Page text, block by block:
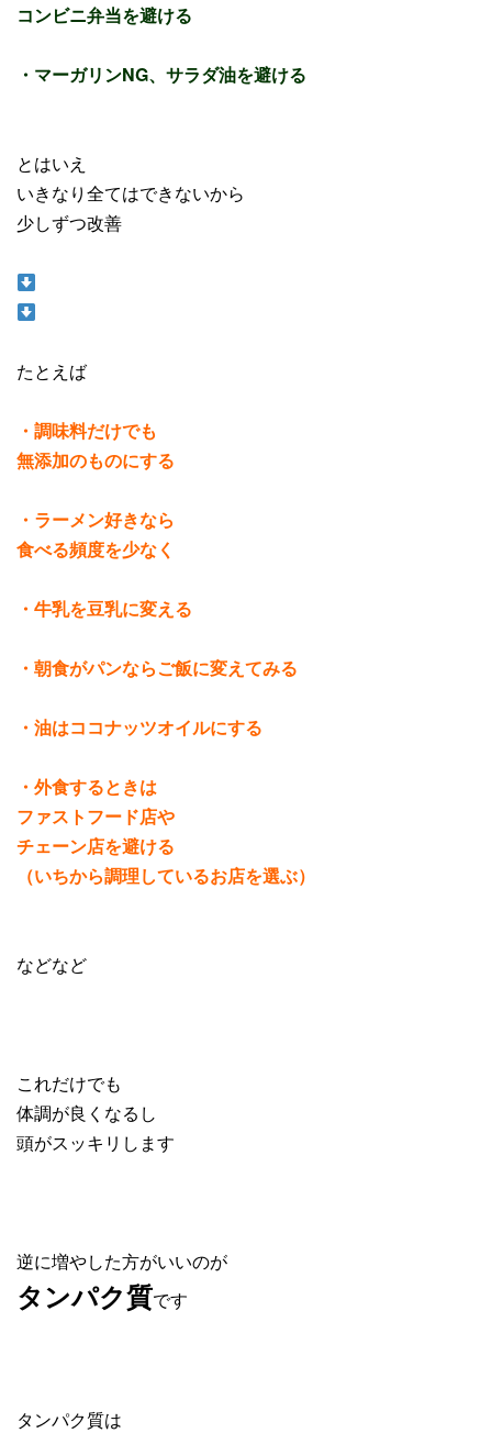
コンビニ弁当を避ける
・マーガリンNG、サラダ油を避ける
とはいえ
いきなり全てはできないから
少しずつ改善
たとえば
・調味料だけでも
無添加のものにする
・ラーメン好きなら
食べる頻度を少なく
・牛乳を豆乳に変える
・朝食がパンならご飯に変えてみる
・油はココナッツオイルにする
・外食するときは
ファストフード店や
チェーン店を避ける
（いちから調理しているお店を選ぶ）
などなど
これだけでも
体調が良くなるし
頭がスッキリします
逆に増やした方がいいのが
タンパク質です
タンパク質は